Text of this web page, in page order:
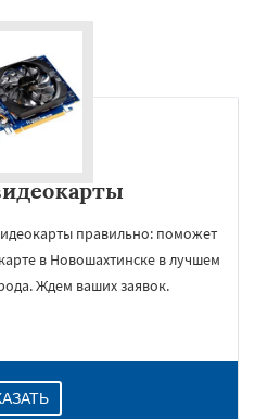
правильно: поможет
в Новошахтинске в лучшем
Ждем ваших заявок.